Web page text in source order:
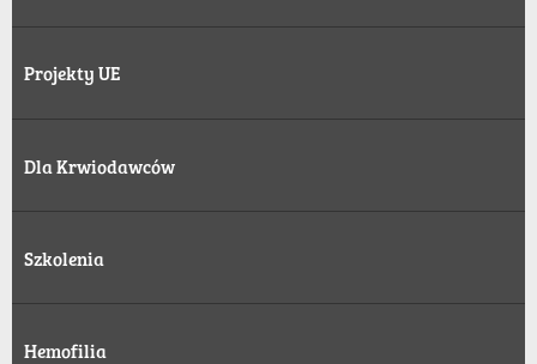
Projekty UE
Dla Krwiodawców
Szkolenia
Hemofilia